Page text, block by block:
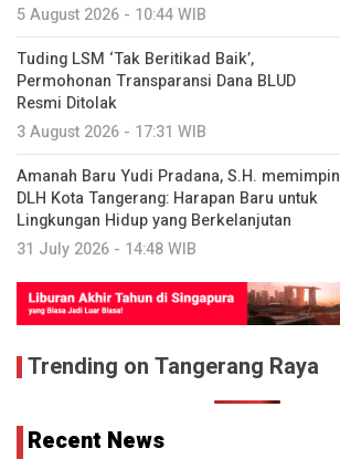
5 August 2026 - 10:44 WIB
Tuding LSM ‘Tak Beritikad Baik’,
Permohonan Transparansi Dana BLUD
Resmi Ditolak
3 August 2026 - 17:31 WIB
Amanah Baru Yudi Pradana, S.H. memimpin
DLH Kota Tangerang: Harapan Baru untuk
Lingkungan Hidup yang Berkelanjutan
31 July 2026 - 14:48 WIB
Trending on Tangerang Raya
Recent News